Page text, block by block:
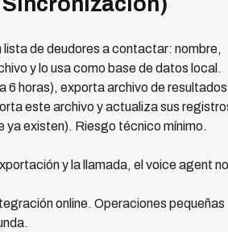
de deudores a contactar: nombre,
y lo usa como base de datos local.
6 horas), exporta archivo de
este archivo y actualiza sus
existen). Riesgo técnico mínimo.
y la llamada, el voice agent
online. Operaciones pequeñas